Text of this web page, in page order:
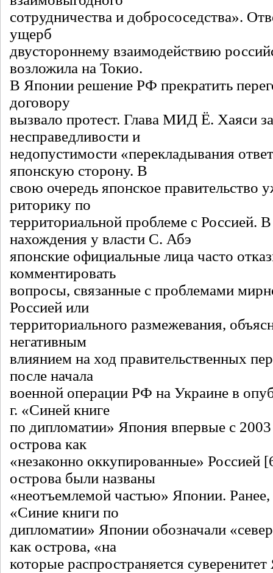
сотрудничества и добрососедства».
ущерб
двустороннему взаимодействию
возложила на Токио.
В Японии решение РФ прекратить
договору
вызвало протест. Глава МИД Ё. Хаяси
несправедливости и
недопустимости «перекладывания
японскую сторону. В
свою очередь японское правительство
риторику по
территориальной проблеме с Россией.
нахождения у власти С. Абэ
японские официальные лица часто
комментировать
вопросы, связанные с проблемами
Россией или
территориального размежевания,
негативным
влиянием на ход правительственных
после начала
военной операции РФ на Украине в
г. «Синей книге
по дипломатии» Япония впервые с 2003
острова как
«незаконно оккупированные» Россией
острова были названы
«неотъемлемой частью» Японии. Ранее,
«Синие книги по
дипломатии» Японии обозначали
как острова, «на
которые распространяется